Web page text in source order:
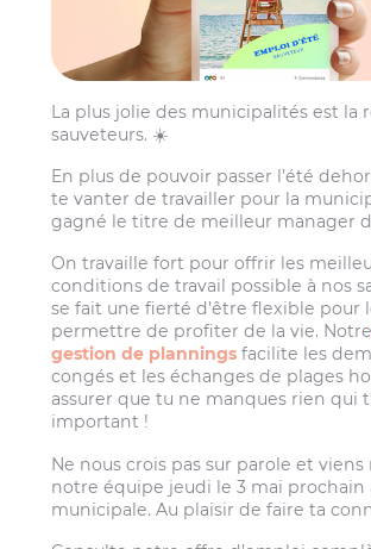
La plus jolie des municipalités est la
sauveteurs. ☀️
En plus de pouvoir passer l’été
te vanter de travailler pour la
gagné le titre de meilleur manager
On travaille fort pour offrir les
conditions de travail possible à nos
se fait une fierté d’être flexible pour
permettre de profiter de la vie. Notre
gestion de plannings facilite les
congés et les échanges de plages
assurer que tu ne manques rien qui
important !
Ne nous crois pas sur parole et
notre équipe jeudi le 3 mai prochain
municipale. Au plaisir de faire ta